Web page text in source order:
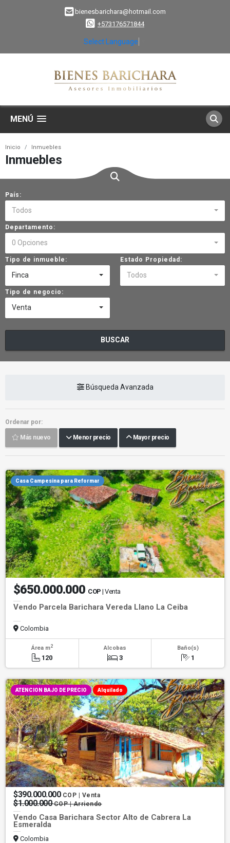
bienesbarichara@hotmail.com
+573176571844
Select Language
MENÚ
Inicio Inmuebles
Inmuebles
País:
Todos
Departamento:
0 Opciones
Tipo de inmueble:
Finca
Estado Propiedad:
Todos
Tipo de negocio:
Venta
BUSCAR
Búsqueda Avanzada
Ordenar por:
Más nuevo Menor precio Mayor precio
Casa Campesina para Reformar
$650.000.000 COP | Venta
Vendo Parcela Barichara Vereda Llano La Ceiba
Colombia
Área m2
120
Alcobas
3
Baño(s)
1
ATENCION BAJO DE PRECIO Alquilado
$390.000.000 COP | Venta
$1.000.000COP | Arriendo
Vendo Casa Barichara Sector Alto de Cabrera La
Esmeralda
Colombia